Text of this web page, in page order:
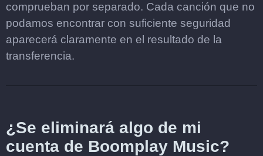
comprueban por separado. Cada canción que no
podamos encontrar con suficiente seguridad
aparecerá claramente en el resultado de la
transferencia.
¿Se eliminará algo de mi
cuenta de Boomplay Music?